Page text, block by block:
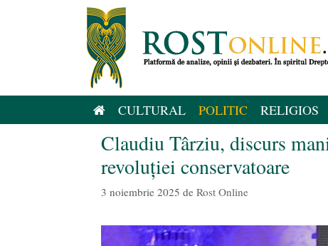
CULTURAL POLITIC RELIGIOS
Claudiu Târziu, discurs
revoluției conservatoare
3 noiembrie 2025 de Rost Online